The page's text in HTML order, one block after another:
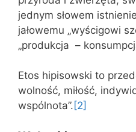
jednym słowem
jałowemu „wyścigowi
„produkcja –
Etos hipisowski to
wolność, miłość,
wspólnota”. [2]